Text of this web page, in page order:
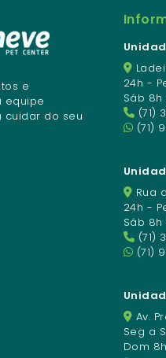
e
equipe
cuidar do seu
24h -
Sáb 8h
(71)
(71)
Rua
24h -
Sáb 8h
(71)
(71)
Av.
Seg a
Dom